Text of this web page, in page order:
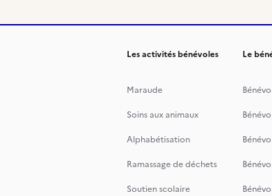
Les activités bénévoles
Maraude
Soins aux animaux
Alphabétisation
Ramassage de déchets
Soutien scolaire
Le